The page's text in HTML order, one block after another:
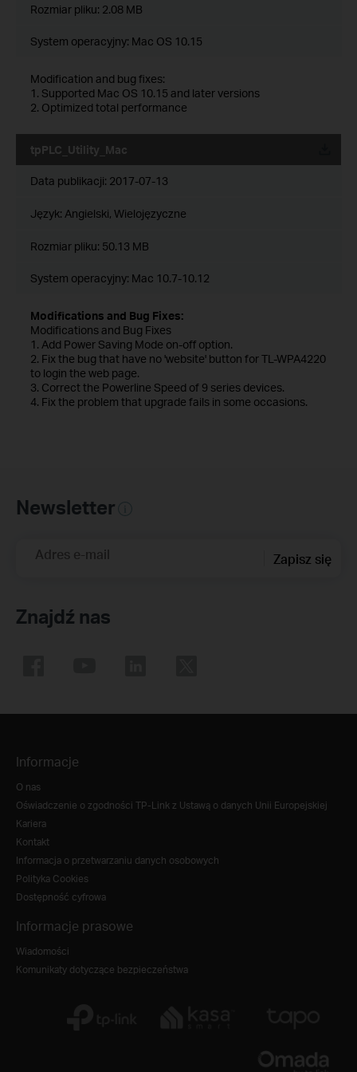
Rozmiar pliku: 2.08 MB
System operacyjny: Mac OS 10.15
Modification and bug fixes:
1. Supported Mac OS 10.15 and later versions
2. Optimized total performance
tpPLC_Utility_Mac
Data publikacji: 2017-07-13
Język: Angielski, Wielojęzyczne
Rozmiar pliku: 50.13 MB
System operacyjny: Mac 10.7-10.12
Modifications and Bug Fixes:
Modifications and Bug Fixes
1. Add Power Saving Mode on-off option.
2. Fix the bug that have no 'website' button for TL-WPA4220
to login the web page.
3. Correct the Powerline Speed of 9 series devices.
4. Fix the problem that upgrade fails in some occasions.
Newsletter
Adres e-mail Zapisz się
Znajdź nas
Informacje
O nas
Oświadczenie o zgodności TP-Link z Ustawą o danych Unii Europejskiej
Kariera
Kontakt
Informacja o przetwarzaniu danych osobowych
Polityka Cookies
Dostępność cyfrowa
Informacje prasowe
Wiadomości
Komunikaty dotyczące bezpieczeństwa